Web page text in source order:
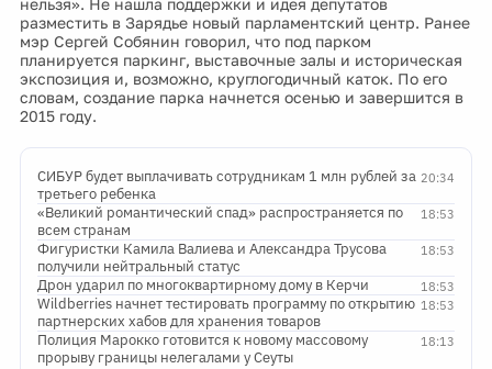
нельзя». Не нашла поддержки и идея депутатов
разместить в Зарядье новый парламентский центр. Ранее
мэр Сергей Собянин говорил, что под парком
планируется паркинг, выставочные залы и историческая
экспозиция и, возможно, круглогодичный каток. По его
словам, создание парка начнется осенью и завершится в
2015 году.
20:34
СИБУР будет выплачивать сотрудникам 1 млн рублей за
третьего ребенка
18:53
«Великий романтический спад» распространяется по
всем странам
18:53
Фигуристки Камила Валиева и Александра Трусова
получили нейтральный статус
18:53
Дрон ударил по многоквартирному дому в Керчи
18:53
Wildberries начнет тестировать программу по открытию
партнерских хабов для хранения товаров
18:13
Полиция Марокко готовится к новому массовому
прорыву границы нелегалами у Сеуты